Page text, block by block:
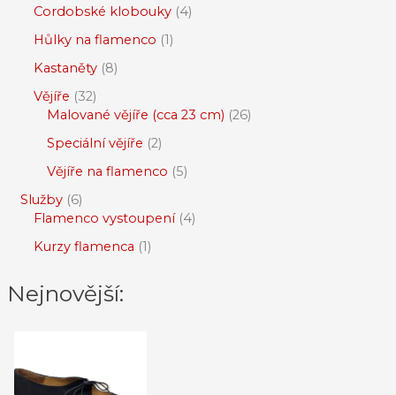
Cordobské klobouky 4
Hůlky na flamenco 1
Kastaněty 8
Vějíře 32
Malované vějíře (cca 23 cm) 26
Speciální vějíře 2
Vějíře na flamenco 5
Služby 6
Flamenco vystoupení 4
Kurzy flamenca 1
Nejnovější: